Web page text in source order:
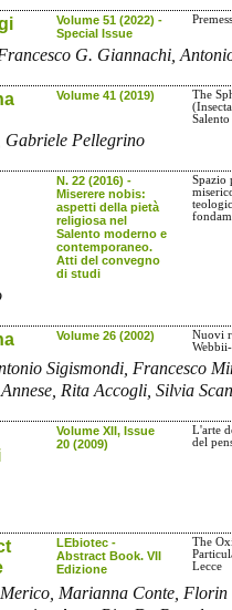
Volume 51 (2022) -
Special Issue
G. Giannachi,
Volume 41 (2019)
The
Pellegrino
N. 22 (2016) -
Miserere nobis:
aspetti della pietà
religiosa nel
Salento moderno e
contemporaneo.
Atti del convegno
di studi
Spazio
Volume 26 (2002)
Nuovi
Sigismondi, Francesco
Rita Accogli, Silvia
Volume XII, Issue
20 (2009)
L'arte
del
LEbiotec -
Abstract Book. VII
Edizione
The
Lecce
Marianna Conte,